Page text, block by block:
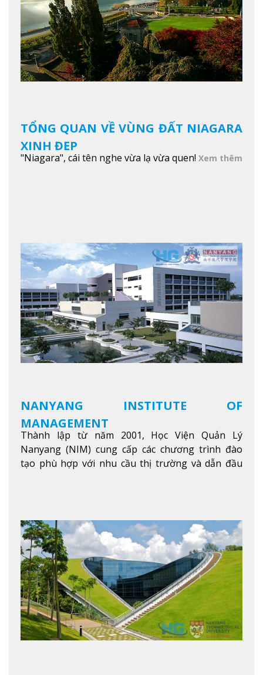
TỔNG QUAN VỀ VÙNG ĐẤT NIAGARA
XINH ĐẸP
"Niagara", cái tên nghe vừa lạ vừa quen! Xem thêm
NANYANG INSTITUTE OF
MANAGEMENT
Thành lập từ năm 2001, Học Viện Quản Lý
Nanyang (NIM) cung cấp các chương trình đào
tạo phù hợp với nhu cầu thị trường và dẫn đầu
học tập và nghiên cứu chất lượng nhằm nâng cao
kỹ năng, kiến thức và năng lực của sinh viên và các
đối tác của trườngXem thêm